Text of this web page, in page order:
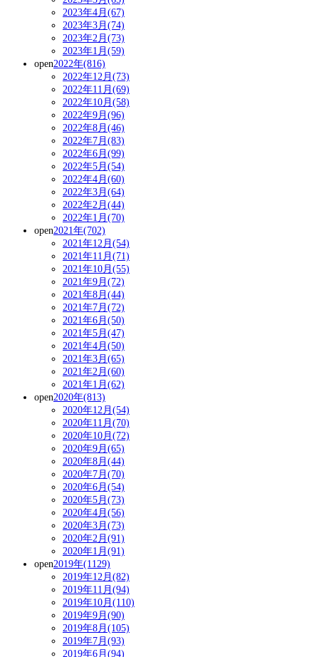
2023年4月(67)
2023年3月(74)
2023年2月(73)
2023年1月(59)
open2022年(816)
2022年12月(73)
2022年11月(69)
2022年10月(58)
2022年9月(96)
2022年8月(46)
2022年7月(83)
2022年6月(99)
2022年5月(54)
2022年4月(60)
2022年3月(64)
2022年2月(44)
2022年1月(70)
open2021年(702)
2021年12月(54)
2021年11月(71)
2021年10月(55)
2021年9月(72)
2021年8月(44)
2021年7月(72)
2021年6月(50)
2021年5月(47)
2021年4月(50)
2021年3月(65)
2021年2月(60)
2021年1月(62)
open2020年(813)
2020年12月(54)
2020年11月(70)
2020年10月(72)
2020年9月(65)
2020年8月(44)
2020年7月(70)
2020年6月(54)
2020年5月(73)
2020年4月(56)
2020年3月(73)
2020年2月(91)
2020年1月(91)
open2019年(1129)
2019年12月(82)
2019年11月(94)
2019年10月(110)
2019年9月(90)
2019年8月(105)
2019年7月(93)
2019年6月(94)